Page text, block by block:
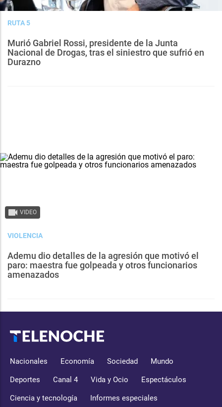
RUTA 5
Murió Gabriel Rossi, presidente de la Junta
Nacional de Drogas, tras el siniestro que sufrió en
Durazno
VIDEO
VIOLENCIA
Ademu dio detalles de la agresión que motivó el
paro: maestra fue golpeada y otros funcionarios
amenazados
Nacionales Economía Sociedad Mundo
Deportes Canal 4 Vida y Ocio Espectáculos
Ciencia y tecnología Informes especiales